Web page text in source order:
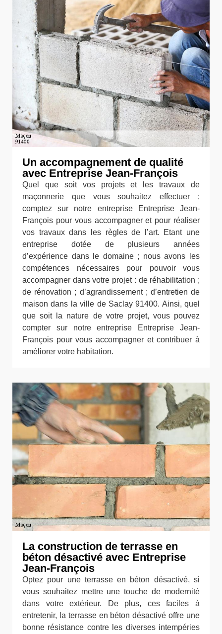
Un accompagnement de qualité
avec Entreprise Jean-François
Quel que soit vos projets et les travaux de
maçonnerie que vous souhaitez effectuer ;
comptez sur notre entreprise Entreprise Jean-
François pour vous accompagner et pour réaliser
vos travaux dans les règles de l’art. Etant une
entreprise dotée de plusieurs années
d’expérience dans le domaine ; nous avons les
compétences nécessaires pour pouvoir vous
accompagner dans votre projet : de réhabilitation ;
de rénovation ; d’agrandissement ; d’entretien de
maison dans la ville de Saclay 91400. Ainsi, quel
que soit la nature de votre projet, vous pouvez
compter sur notre entreprise Entreprise Jean-
François pour vous accompagner et contribuer à
améliorer votre habitation.
La construction de terrasse en
béton désactivé avec Entreprise
Jean-François
Optez pour une terrasse en béton désactivé, si
vous souhaitez mettre une touche de modernité
dans votre extérieur. De plus, ces faciles à
entretenir, la terrasse en béton désactivé offre une
bonne résistance contre les diverses intempéries